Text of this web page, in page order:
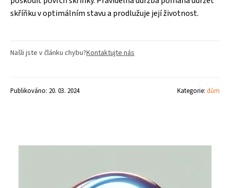
skříňku v optimálním stavu a prodlužuje její životnost.
Našli jste v článku chybu?Kontaktujte nás
Publikováno: 20. 03. 2024 Kategorie: dům